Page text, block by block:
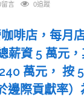
留言 0追蹤
啡店，每月
薪資 5 萬元
萬元， 按
邊際貢獻率